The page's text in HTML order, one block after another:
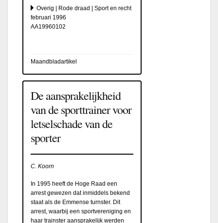
Overig | Rode draad | Sport en recht
februari 1996
AA19960102
Maandbladartikel
De aansprakelijkheid
van de sporttrainer voor
letselschade van de
sporter
C. Koorn
In 1995 heeft de Hoge Raad een
arrest gewezen dat inmiddels bekend
staat als de Emmense turnster. Dit
arrest, waarbij een sportvereniging en
haar trainster aansprakelijk werden